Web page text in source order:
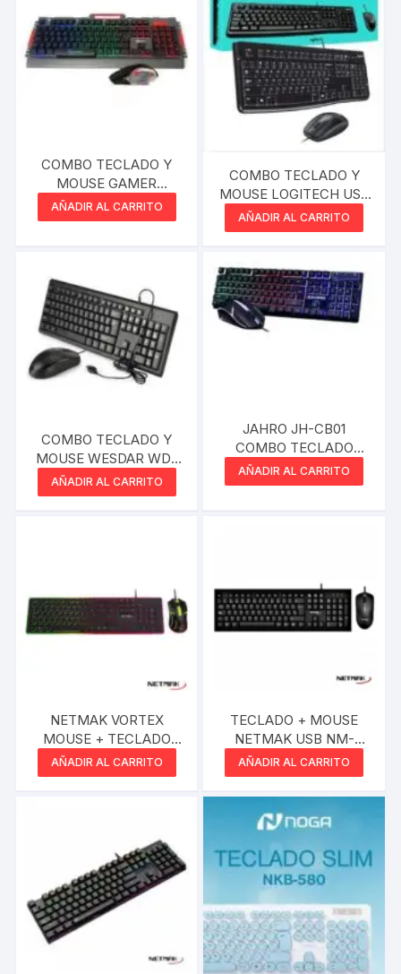
COMBO TECLADO Y
MOUSE GAMER
SANTECH GAMER
AÑADIR AL CARRITO
COMBO TECLADO Y
MOUSE LOGITECH USB
MK120 NEGRO
AÑADIR AL CARRITO
COMBO TECLADO Y
MOUSE WESDAR WD-
KM5-BL
AÑADIR AL CARRITO
JAHRO JH-CB01
COMBO TECLADO
MOUSE USB RGB
BLANCO
AÑADIR AL CARRITO
NETMAK VORTEX
MOUSE + TECLADO
GAMER
AÑADIR AL CARRITO
TECLADO + MOUSE
NETMAK USB NM-
KB340
AÑADIR AL CARRITO